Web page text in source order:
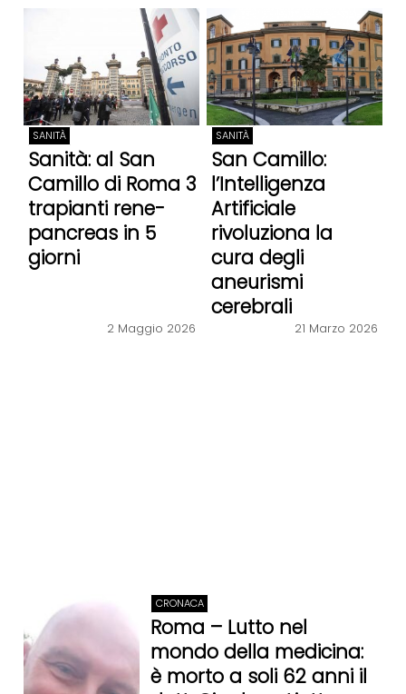
SANITÀ
Sanità: al San
Camillo di Roma 3
trapianti rene-
pancreas in 5
giorni
2 Maggio 2026
SANITÀ
San Camillo:
l’Intelligenza
Artificiale
rivoluziona la
cura degli
aneurismi
cerebrali
21 Marzo 2026
CRONACA
Roma – Lutto nel
mondo della medicina:
è morto a soli 62 anni il